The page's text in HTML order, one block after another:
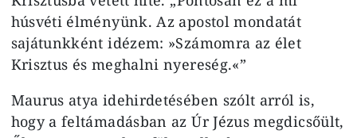
húsvéti élményünk. Az apostol mondatát
sajátunkként idézem: »Számomra az élet
Krisztus és meghalni nyereség.«”
Maurus atya idehirdetésében szólt arról is,
hogy a feltámadásban az Úr Jézus megdicsőült,